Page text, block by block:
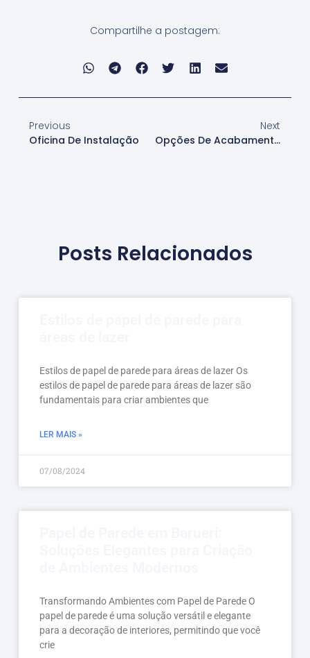
Compartilhe a postagem:
Previous
Oficina De Instalação
Next
Opções De Acabamentos
Posts Relacionados
Estilos de papel de parede para áreas de lazer Os
estilos de papel de parede para áreas de lazer são
fundamentais para criar ambientes que
LER MAIS »
07/08/2024
Transformando Ambientes com Papel de Parede O
papel de parede é uma solução versátil e elegante
para a decoração de interiores, permitindo que você
crie